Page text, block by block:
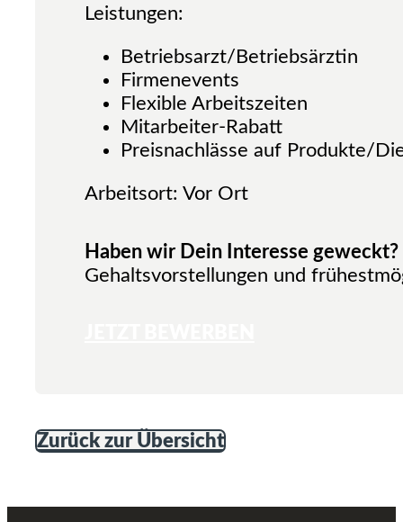
Leistungen:
Betriebsarzt/Betriebsärztin
Firmenevents
Flexible Arbeitszeiten
Mitarbeiter-Rabatt
Preisnachlässe auf Produkte/
Arbeitsort: Vor Ort
Haben wir Dein Interesse geweckt?
Gehaltsvorstellungen und
Zurück zur Übersicht